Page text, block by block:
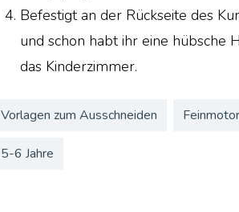
Befestigt an der Rückseite des
und schon habt ihr eine hübsche
das Kinderzimmer.
Vorlagen zum Ausschneiden
5-6 Jahre